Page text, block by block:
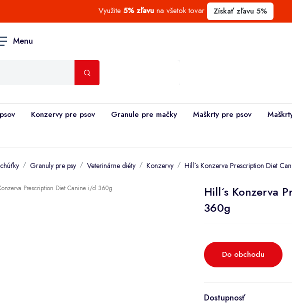
Využite 5% zľavu na všetok tovar Získať zľavu 5%
Menu
Konzervy pre psov Granule pre mačky Maškrty pre psov
Granuly pre psy Veterinárne diéty Konzervy Hill´s Konzerva Prescription Diet
Hill´s Konzerva
360g
Do obchodu
Dostupnosť